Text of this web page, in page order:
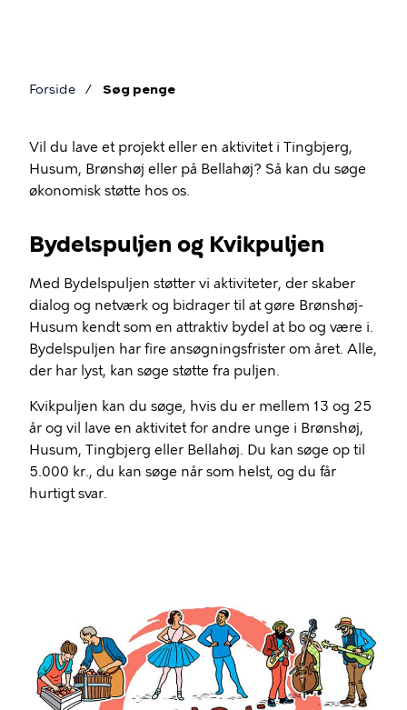
Forside Søg penge
penge
Vil du lave et projekt eller en aktivitet i Tingbjerg,
Husum, Brønshøj eller på Bellahøj? Så kan du søge
økonomisk støtte hos os.
Bydelspuljen og Kvikpuljen
Med Bydelspuljen støtter vi aktiviteter, der skaber
dialog og netværk og bidrager til at gøre Brønshøj-
Husum kendt som en attraktiv bydel at bo og være i.
Bydelspuljen har fire ansøgningsfrister om året. Alle,
der har lyst, kan søge støtte fra puljen.
Kvikpuljen kan du søge, hvis du er mellem 13 og 25
år og vil lave en aktivitet for andre unge i Brønshøj,
Husum, Tingbjerg eller Bellahøj. Du kan søge op til
5.000 kr., du kan søge når som helst, og du får
hurtigt svar.